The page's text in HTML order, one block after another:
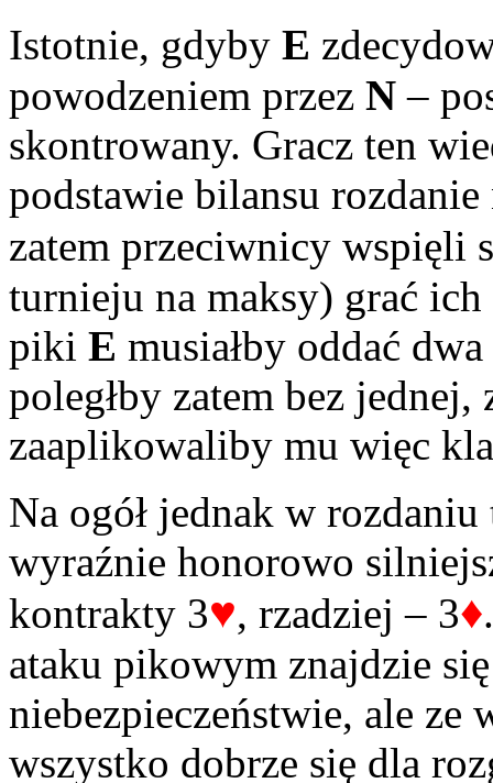
Istotnie, gdyby E
powodzeniem przez N–
skontrowany. Gracz ten
podstawie bilansu
zatem przeciwnicy wspięli
turnieju na maksy) grać
piki E musiałby oddać
poległby zatem bez
zaaplikowaliby mu więc
Na ogół jednak w
wyraźnie honorowo
kontrakty 3♥, rzadziej – 3♦
ataku pikowym znajdzie
niebezpieczeństwie, ale ze
wszystko dobrze się dla